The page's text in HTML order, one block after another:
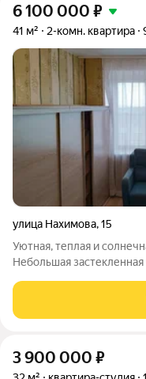
6 100 000 ₽
41 м² 2-комн. квартира
улица Нахимова,15
Уютная, теплая и
Небольшая
санузел с хорошим
бытовая техника.
3 900 000 ₽